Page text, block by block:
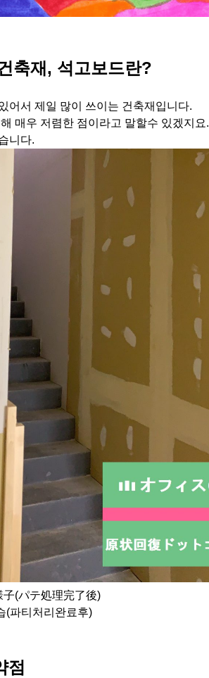
축재, 석고보드란?
어서 제일 많이 쓰이는 건축재입니다.
매우 저렴한 점이라고 말할수 있겠지요.
니다.
(パテ処理完了後)
(파티처리완료후)
점